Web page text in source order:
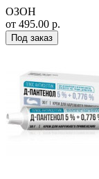
ОЗОН
от 495.00 р.
Под заказ